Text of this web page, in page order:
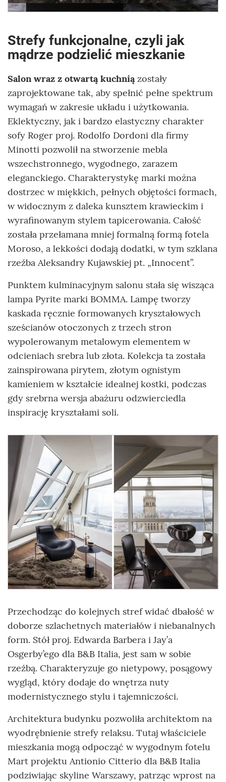
Strefy funkcjonalne, czyli jak
mądrze podzielić mieszkanie
Salon wraz z otwartą kuchniązostały
zaprojektowane tak, aby spełnić pełne spektrum
wymagań w zakresie układu i użytkowania.
Eklektyczny, jak i bardzo elastyczny charakter
sofy Roger proj. Rodolfo Dordoni dla firmy
Minotti pozwolił na stworzenie mebla
wszechstronnego, wygodnego, zarazem
eleganckiego. Charakterystykę marki można
dostrzec w miękkich, pełnych objętości formach,
w widocznym z daleka kunsztem krawieckim i
wyrafinowanym stylem tapicerowania. Całość
została przełamana mniej formalną formą fotela
Moroso, a lekkości dodają dodatki, w tym szklana
rzeźba Aleksandry Kujawskiej pt. „Innocent”.
Punktem kulminacyjnym salonu stała się wisząca
lampa Pyrite marki BOMMA. Lampę tworzy
kaskada ręcznie formowanych kryształowych
sześcianów otoczonych z trzech stron
wypolerowanym metalowym elementem w
odcieniach srebra lub złota. Kolekcja ta została
zainspirowana pirytem, złotym ognistym
kamieniem w kształcie idealnej kostki, podczas
gdy srebrna wersja abażuru odzwierciedla
inspirację kryształami soli.
Przechodząc do kolejnych stref widać dbałość w
doborze szlachetnych materiałów i niebanalnych
form. Stół proj. Edwarda Barbera i Jay’a
Osgerby’ego dla B&B Italia, jest sam w sobie
rzeźbą. Charakteryzuje go nietypowy, posągowy
wygląd, który dodaje do wnętrza nuty
modernistycznego stylu i tajemniczości.
Architektura budynku pozwoliła architektom na
wyodrębnienie strefy relaksu. Tutaj właściciele
mieszkania mogą odpocząć w wygodnym fotelu
Mart projektu Antionio Citterio dla B&B Italia
podziwiając skyline Warszawy, patrząc wprost na